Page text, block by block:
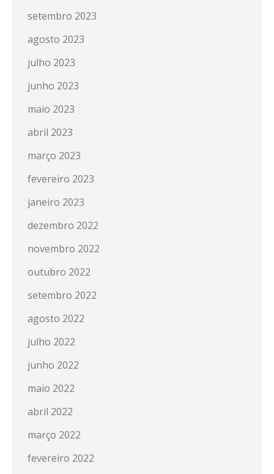
setembro 2023
agosto 2023
julho 2023
junho 2023
maio 2023
abril 2023
março 2023
fevereiro 2023
janeiro 2023
dezembro 2022
novembro 2022
outubro 2022
setembro 2022
agosto 2022
julho 2022
junho 2022
maio 2022
abril 2022
março 2022
fevereiro 2022